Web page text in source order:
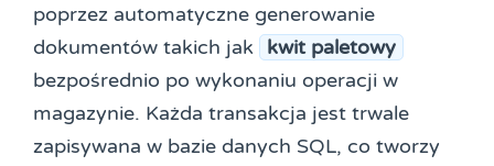
poprzez automatyczne generowanie
dokumentów takich jak
kwit paletowy
bezpośrednio po wykonaniu operacji w
magazynie. Każda transakcja jest trwale
zapisywana w bazie danych SQL, co tworzy